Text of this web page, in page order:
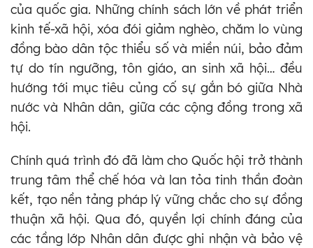
của quốc gia. Những chính sách lớn về phát triển
kinh tế-xã hội, xóa đói giảm nghèo, chăm lo vùng
đồng bào dân tộc thiểu số và miền núi, bảo đảm
tự do tín ngưỡng, tôn giáo, an sinh xã hội… đều
hướng tới mục tiêu củng cố sự gắn bó giữa Nhà
nước và Nhân dân, giữa các cộng đồng trong xã
hội.
Chính quá trình đó đã làm cho Quốc hội trở thành
trung tâm thể chế hóa và lan tỏa tinh thần đoàn
kết, tạo nền tảng pháp lý vững chắc cho sự đồng
thuận xã hội. Qua đó, quyền lợi chính đáng của
các tầng lớp Nhân dân được ghi nhận và bảo vệ